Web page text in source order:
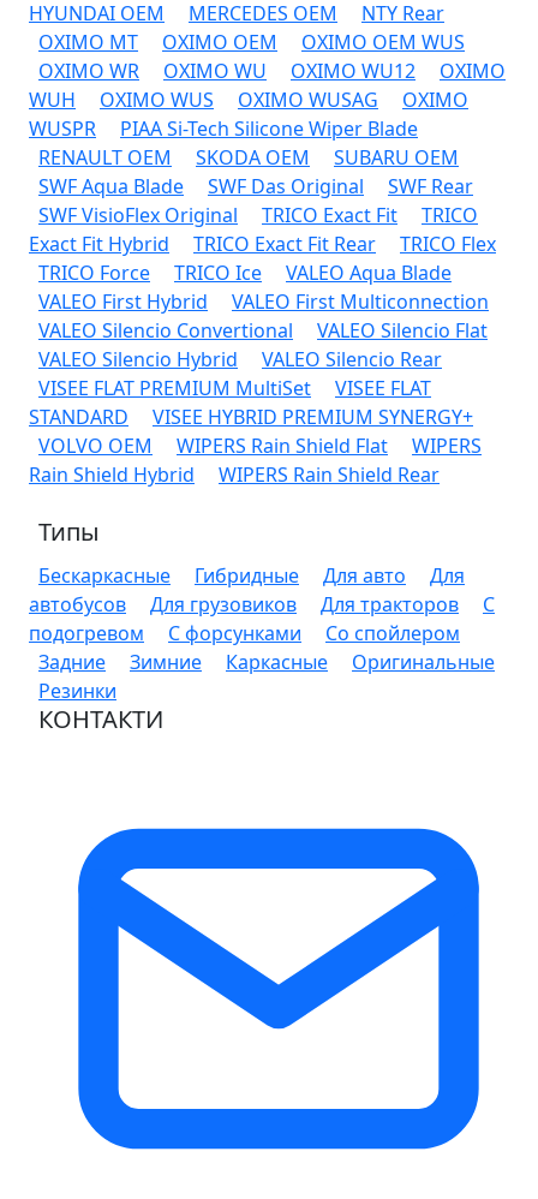
HYUNDAI OEM MERCEDES OEM
NTY Rear
OXIMO MT
OXIMO OEM
OXIMO OEM WUS
OXIMO WR
OXIMO WU OXIMO WU12
OXIMO
WUH
OXIMO WUS OXIMO WUSAG
OXIMO
WUSPR
PIAA Si-Tech Silicone Wiper Blade
RENAULT OEM
SKODA OEM
SUBARU OEM
SWF Aqua Blade
SWF Das Original
SWF Rear
SWF VisioFlex Original
TRICO Exact Fit
TRICO
Exact Fit Hybrid
TRICO Exact Fit Rear
TRICO Flex
TRICO Force
TRICO Ice
VALEO Aqua Blade
VALEO First Hybrid
VALEO First Multiconnection
VALEO Silencio Convertional
VALEO Silencio Flat
VALEO Silencio Hybrid
VALEO Silencio Rear
VISEE FLAT PREMIUM MultiSet
VISEE FLAT
STANDARD
VISEE HYBRID PREMIUM SYNERGY+
VOLVO OEM
WIPERS Rain Shield Flat
WIPERS
Rain Shield Hybrid
WIPERS Rain Shield Rear
Типы
Бескаркасные Гибридные Для авто
Для
автобусов
Для грузовиков Для тракторов
С
подогревом
С форсунками
Со спойлером
Задние
Зимние Каркасные
Оригинальные
Резинки
КОНТАКТИ